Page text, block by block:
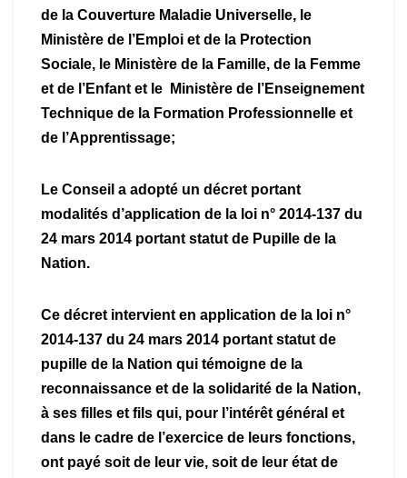
de la Couverture Maladie Universelle, le
Ministère de l’Emploi et de la Protection
Sociale, le Ministère de la Famille, de la Femme
et de l’Enfant et le Ministère de l’Enseignement
Technique de la Formation Professionnelle et
de l’Apprentissage;
Le Conseil a adopté un décret portant
modalités d’application de la loi n° 2014-137 du
24 mars 2014 portant statut de Pupille de la
Nation.
Ce décret intervient en application de la loi n°
2014-137 du 24 mars 2014 portant statut de
pupille de la Nation qui témoigne de la
reconnaissance et de la solidarité de la Nation,
à ses filles et fils qui, pour l’intérêt général et
dans le cadre de l’exercice de leurs fonctions,
ont payé soit de leur vie, soit de leur état de